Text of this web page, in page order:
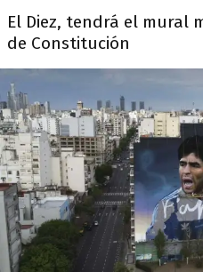
El Diez, tendrá el mural
de Constitución